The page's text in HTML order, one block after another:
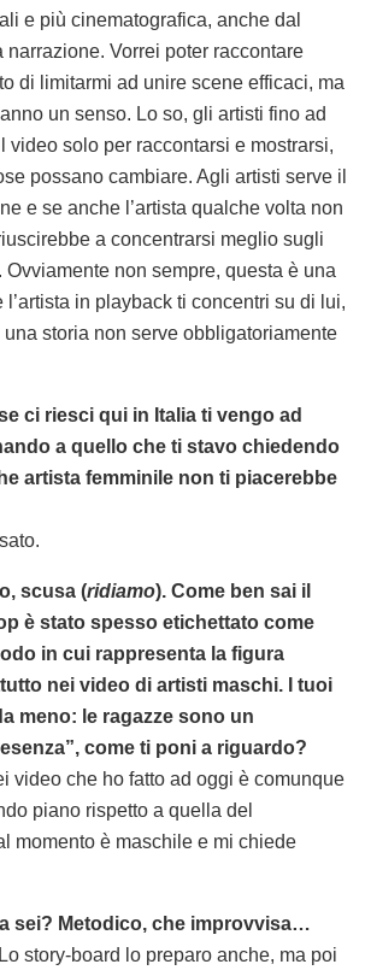
e più cinematografica, anche dal
narrazione. Vorrei poter raccontare
di limitarmi ad unire scene efficaci, ma
un senso. Lo so, gli artisti fino ad
video solo per raccontarsi e mostrarsi,
possano cambiare. Agli artisti serve il
e se anche l’artista qualche volta non
a concentrarsi meglio sugli
non sempre, questa è una
l’artista in playback ti concentri su di lui,
storia non serve obbligatoriamente
ci riesci qui in Italia ti vengo ad
a quello che ti stavo chiedendo
artista femminile non ti piacerebbe
scusa (ridiamo). Come ben sai il
è stato spesso etichettato come
in cui rappresenta la figura
nei video di artisti maschi. I tuoi
meno: le ragazze sono un
come ti poni a riguardo?
video che ho fatto ad oggi è comunque
piano rispetto a quella del
momento è maschile e mi chiede
sei? Metodico, che improvvisa…
story-board lo preparo anche, ma poi